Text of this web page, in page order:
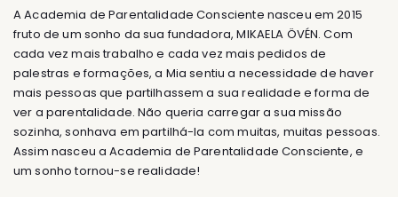
A Academia de Parentalidade Consciente nasceu em 2015
fruto de um sonho da sua fundadora, MIKAELA ÖVÉN. Com
cada vez mais trabalho e cada vez mais pedidos de
palestras e formações, a Mia sentiu a necessidade de haver
mais pessoas que partilhassem a sua realidade e forma de
ver a parentalidade. Não queria carregar a sua missão
sozinha, sonhava em partilhá-la com muitas, muitas pessoas.
Assim nasceu a Academia de Parentalidade Consciente, e
um sonho tornou-se realidade!